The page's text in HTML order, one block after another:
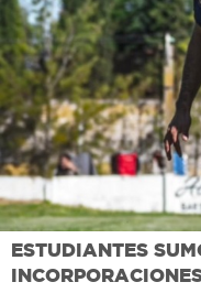
ESTUDIANTES